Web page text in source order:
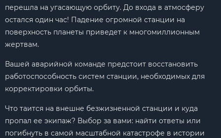
перешла на угасающую орбиту. До входа в атмосферу
остался один час! Падение огромной станции на
поверхность планеты приведет к многомиллионным
жертвам.
Вашей аварийной команде предстоит восстановить
работоспособность систем станции, необходимых для
корректировки орбиты.
Что таится на внешне безжизненной станции и куда
пропал ее экипаж? Выбор за вами: найти ответы или
погибнуть в самой масштабной катастрофе в истории